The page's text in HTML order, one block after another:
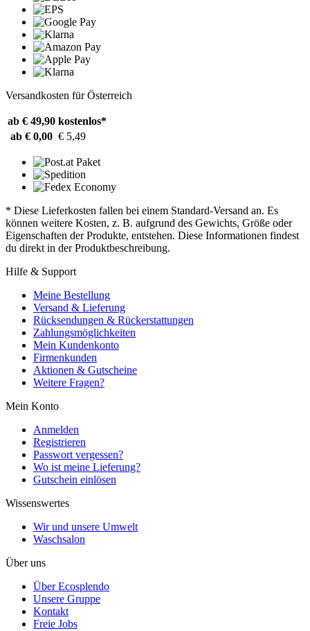
Versandkosten für Österreich
ab € 49,90 kostenlos*
ab € 0,00 € 5,49
* Diese Lieferkosten fallen bei einem Standard-Versand an. Es
können weitere Kosten, z. B. aufgrund des Gewichts, Größe oder
Eigenschaften der Produkte, entstehen. Diese Informationen findest
du direkt in der Produktbeschreibung.
Hilfe & Support
Meine Bestellung
Versand & Lieferung
Rücksendungen & Rückerstattungen
Zahlungsmöglichkeiten
Mein Kundenkonto
Firmenkunden
Aktionen & Gutscheine
Weitere Fragen?
Mein Konto
Anmelden
Registrieren
Passwort vergessen?
Wo ist meine Lieferung?
Gutschein einlösen
Wissenswertes
Wir und unsere Umwelt
Waschsalon
Über uns
Über Ecosplendo
Unsere Gruppe
Kontakt
Freie Jobs